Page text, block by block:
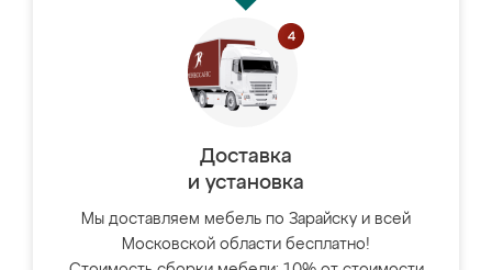
Доставка
и установка
Мы доставляем мебель по Зарайску и всей
Московской области бесплатно!